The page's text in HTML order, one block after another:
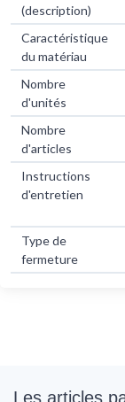
(description)
Caractéristique
du matériau
Nombre
d'unités
Nombre
d'articles
Instructions
d'entretien
Type de
fermeture
Les articles